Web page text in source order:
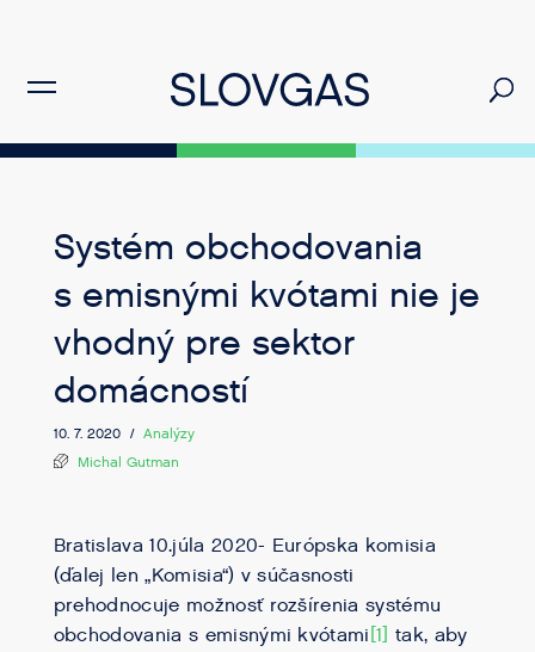
Systém obchodovania
s emisnými kvótami nie je
vhodný pre sektor
domácností
10. 7. 2020 / Analýzy
Michal Gutman
Bratislava 10.júla 2020- Európska komisia
(ďalej len „Komisia“) v súčasnosti
prehodnocuje možnosť rozšírenia systému
obchodovania s emisnými kvótami[1] tak, aby